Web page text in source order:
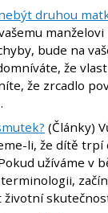
druhou
bude na
že
že zrcadlo
(Články)
li, že dítě trpí
užíváme v
životní